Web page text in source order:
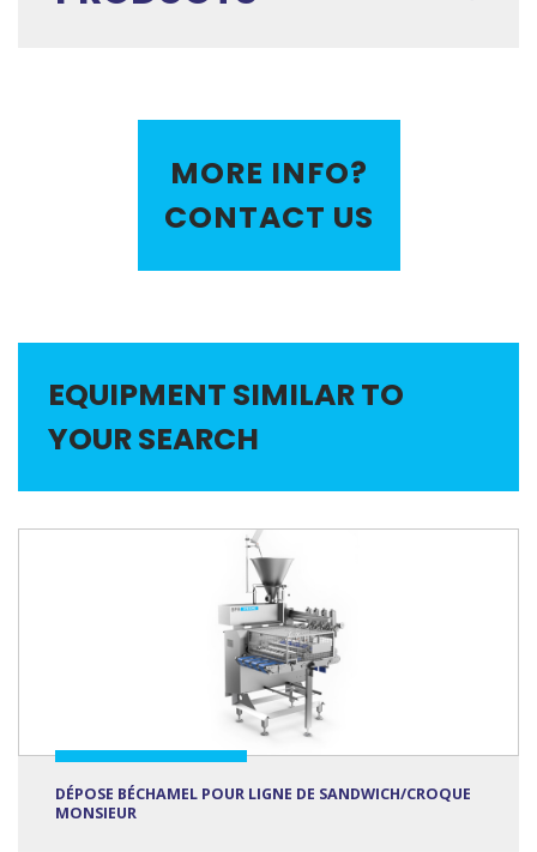
MORE INFO?
CONTACT US
EQUIPMENT SIMILAR TO
YOUR SEARCH
DÉPOSE BÉCHAMEL POUR LIGNE DE SANDWICH/CROQUE
MONSIEUR